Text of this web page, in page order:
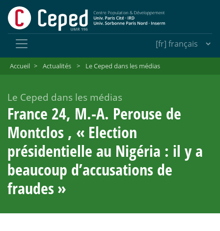
Accueil > Actualités > Le Ceped dans les médias
Le Ceped dans les médias
France 24, M.-A. Perouse de
Montclos , « Election
présidentielle au Nigéria : il y a
beaucoup d’accusations de
fraudes »